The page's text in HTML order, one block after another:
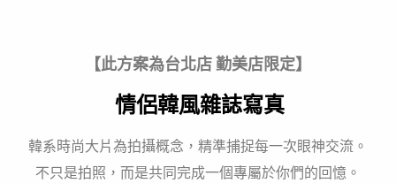
【此方案為台北店 勤美店限定】
情侶韓風雜誌寫真
韓系時尚大片為拍攝概念，精準捕捉每一次眼神交流。
不只是拍照，而是共同完成一個專屬於你們的回憶。